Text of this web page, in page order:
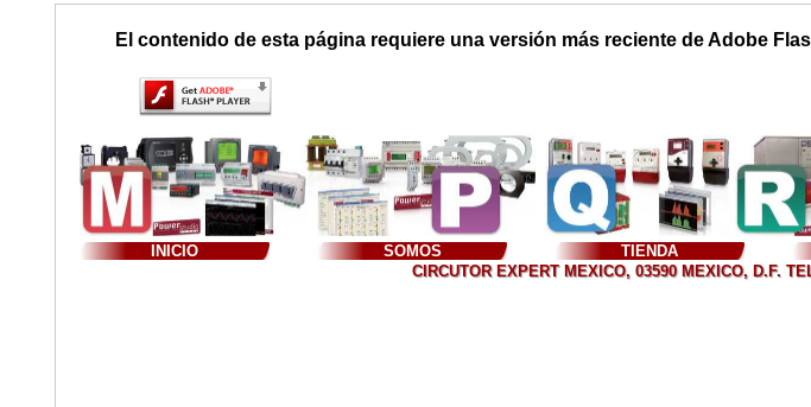
El contenido de esta página requiere una versión más reciente de Adobe
INICIO SOMOS TIENDA
CIRCUTOR EXPERT MEXICO, 03590 MEXICO, D.F.